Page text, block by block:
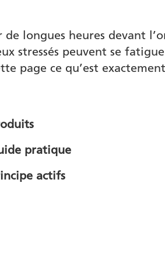
de longues heures devant
stressés peuvent se
page ce qu’est
pratique
actifs